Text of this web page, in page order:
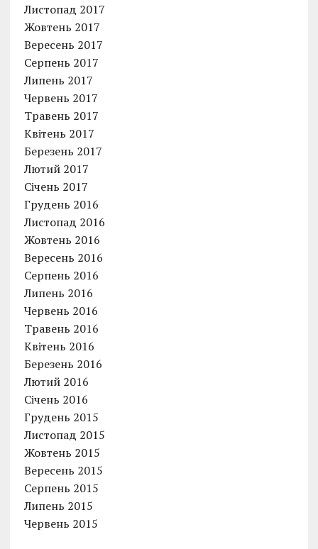
Листопад 2017
Жовтень 2017
Вересень 2017
Серпень 2017
Липень 2017
Червень 2017
Травень 2017
Квітень 2017
Березень 2017
Лютий 2017
Січень 2017
Грудень 2016
Листопад 2016
Жовтень 2016
Вересень 2016
Серпень 2016
Липень 2016
Червень 2016
Травень 2016
Квітень 2016
Березень 2016
Лютий 2016
Січень 2016
Грудень 2015
Листопад 2015
Жовтень 2015
Вересень 2015
Серпень 2015
Липень 2015
Червень 2015